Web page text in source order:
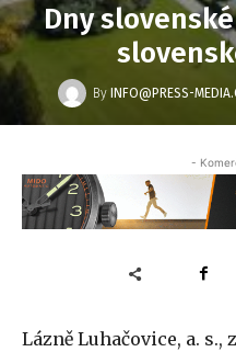
Dny
By INFO@PRESS-
-
Lázně Luhačovice, a.